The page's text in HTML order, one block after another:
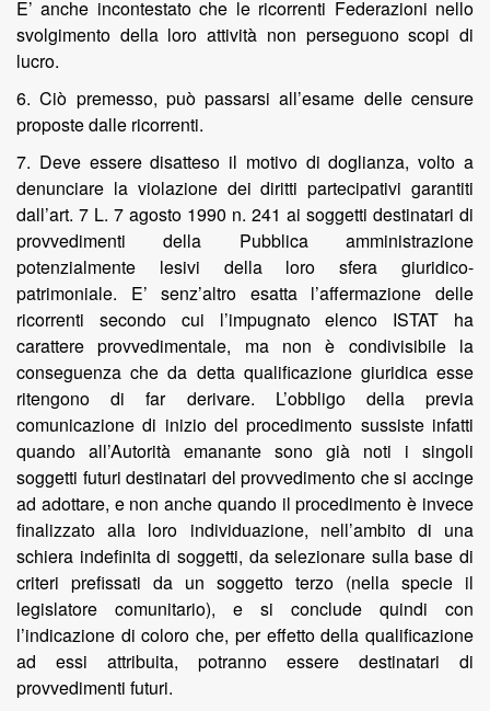
E’ anche incontestato che le ricorrenti Federazioni nello
svolgimento della loro attività non perseguono scopi di
lucro.
6. Ciò premesso, può passarsi all’esame delle censure
proposte dalle ricorrenti.
7. Deve essere disatteso il motivo di doglianza, volto a
denunciare la violazione dei diritti partecipativi garantiti
dall’art. 7 L. 7 agosto 1990 n. 241 ai soggetti destinatari di
provvedimenti della Pubblica amministrazione
potenzialmente lesivi della loro sfera giuridico-
patrimoniale. E’ senz’altro esatta l’affermazione delle
ricorrenti secondo cui l’impugnato elenco ISTAT ha
carattere provvedimentale, ma non è condivisibile la
conseguenza che da detta qualificazione giuridica esse
ritengono di far derivare. L’obbligo della previa
comunicazione di inizio del procedimento sussiste infatti
quando all’Autorità emanante sono già noti i singoli
soggetti futuri destinatari del provvedimento che si accinge
ad adottare, e non anche quando il procedimento è invece
finalizzato alla loro individuazione, nell’ambito di una
schiera indefinita di soggetti, da selezionare sulla base di
criteri prefissati da un soggetto terzo (nella specie il
legislatore comunitario), e si conclude quindi con
l’indicazione di coloro che, per effetto della qualificazione
ad essi attribuita, potranno essere destinatari di
provvedimenti futuri.